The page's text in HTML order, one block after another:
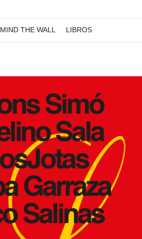
MIND THE WALL LIBROS